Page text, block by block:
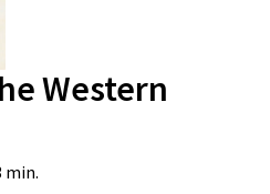
Western
min.